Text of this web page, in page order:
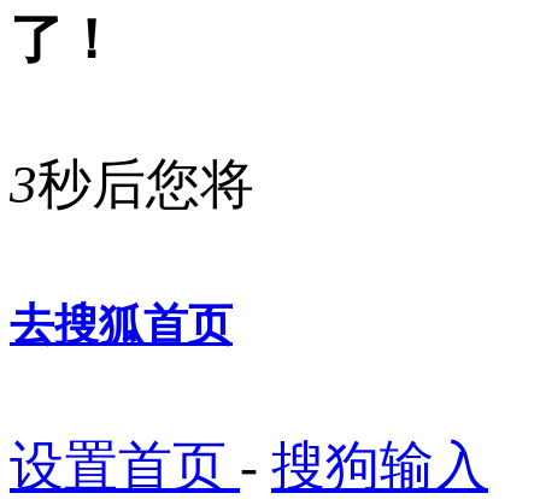
了！
3秒后您将
去搜狐首页
设置首页 - 搜狗输入